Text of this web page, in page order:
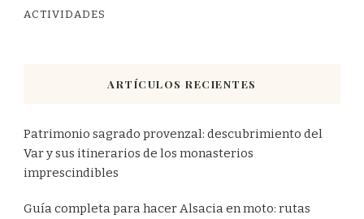
ACTIVIDADES
ARTÍCULOS RECIENTES
Patrimonio sagrado provenzal: descubrimiento del
Var y sus itinerarios de los monasterios
imprescindibles
Guía completa para hacer Alsacia en moto: rutas